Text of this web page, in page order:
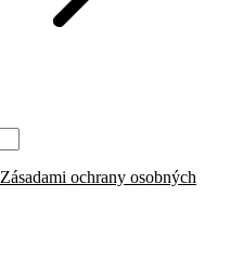
Zásadami ochrany osobných